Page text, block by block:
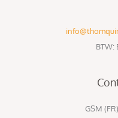
BTW:
GSM